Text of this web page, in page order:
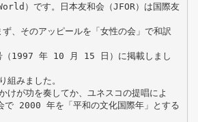
）です。日本友和会（JFOR）は国際友
ず、そのアッピールを「女性の会」で和訳
（1997 年 10 月 15 日）に掲載しまし
組みました。
けが功を奏してか、ユネスコの提唱によ
2000 年を「平和の文化国際年」とする